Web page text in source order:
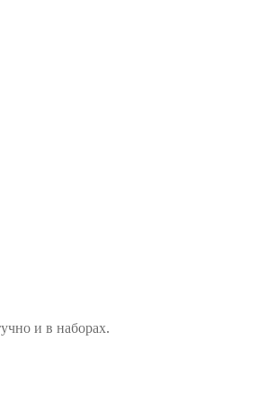
и в наборах.